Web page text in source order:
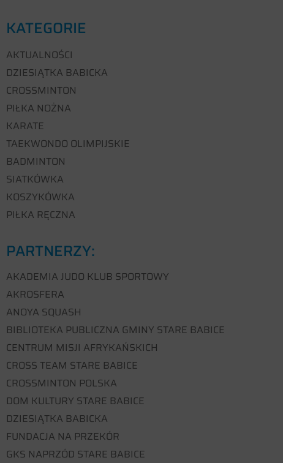
KATEGORIE
AKTUALNOŚCI
DZIESIĄTKA BABICKA
CROSSMINTON
PIŁKA NOŻNA
KARATE
TAEKWONDO OLIMPIJSKIE
BADMINTON
SIATKÓWKA
KOSZYKÓWKA
PIŁKA RĘCZNA
PARTNERZY:
AKADEMIA JUDO KLUB SPORTOWY
AKROSFERA
ANOYA SQUASH
BIBLIOTEKA PUBLICZNA GMINY STARE BABICE
CENTRUM MISJI AFRYKAŃSKICH
CROSS TEAM STARE BABICE
CROSSMINTON POLSKA
DOM KULTURY STARE BABICE
DZIESIĄTKA BABICKA
FUNDACJA NA PRZEKÓR
GKS NAPRZÓD STARE BABICE